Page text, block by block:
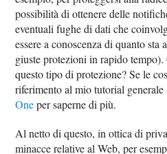
possibilità di ottenere delle
eventuali fughe di dati che
essere a conoscenza di quanto sta
giuste protezioni in rapido tempo).
questo tipo di protezione? Se le
riferimento al mio tutorial
Oneper saperne di più.
Al netto di questo, in ottica di
minacce relative al Web, per